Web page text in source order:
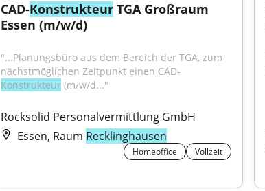
CAD-Konstrukteur TGA Großraum
Essen (m/w/d)
"...Planungsbüro aus dem Bereich der TGA, zum
nächstmöglichen Zeitpunkt einen CAD-
Konstrukteur (m/w/d..."
Rocksolid Personalvermittlung GmbH
Essen, Raum Recklinghausen
Homeoffice Vollzeit